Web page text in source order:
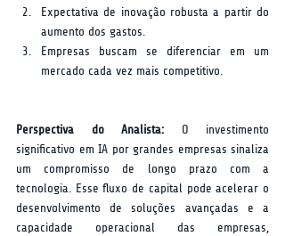
Expectativa de inovação robusta a partir do
aumento dos gastos.
Empresas buscam se diferenciar em um
mercado cada vez mais competitivo.
Perspectiva do Analista: O investimento
significativo em IA por grandes empresas sinaliza
um compromisso de longo prazo com a
tecnologia. Esse fluxo de capital pode acelerar o
desenvolvimento de soluções avançadas e a
capacidade operacional das empresas,